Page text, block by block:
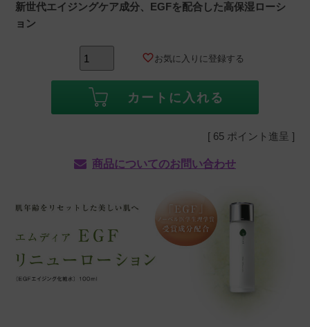
新世代エイジングケア成分、EGFを配合した高保湿ローシ
ョン
お気に入りに登録する
カートに入れる
[ 65 ポイント進呈 ]
商品についてのお問い合わせ